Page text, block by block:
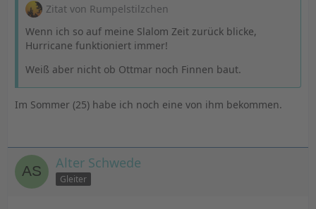
Zitat von Rumpelstilzchen
Wenn ich so auf meine Slalom Zeit zurück blicke,
Hurricane funktioniert immer!
Weiß aber nicht ob Ottmar noch Finnen baut.
Im Sommer (25) habe ich noch eine von ihm bekommen.
Alter Schwede
Gleiter